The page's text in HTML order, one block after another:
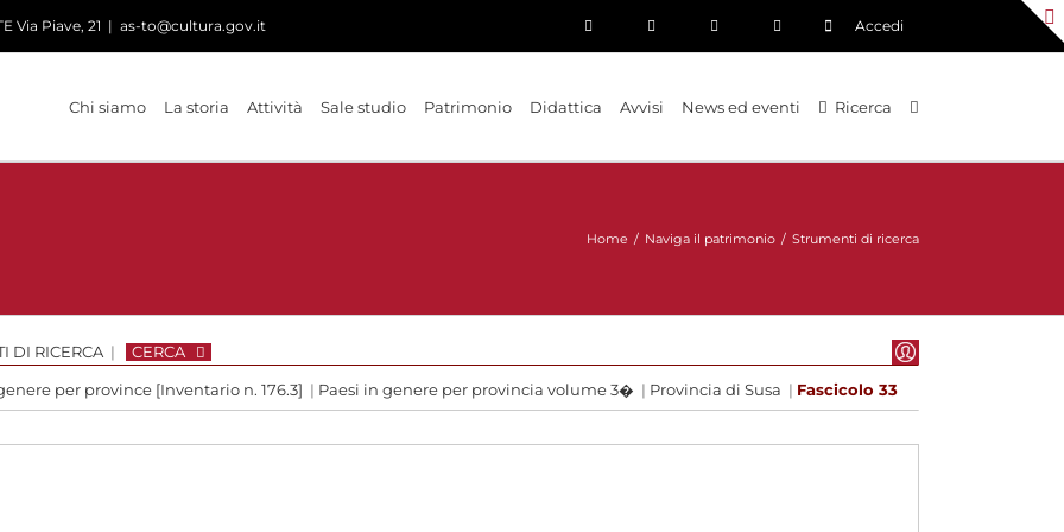
Via Piave, 21 | as-to@cultura.gov.it Accedi
Chi siamo La storia Attività Sale studio Patrimonio Didattica Avvisi News ed eventi Ricerca
Home / Naviga il patrimonio / Strumenti di ricerca
DI RICERCA | CERCA
per province [Inventario n. 176.3] | Paesi in genere per provincia volume 3� | Provincia di Susa | Fascicolo 33